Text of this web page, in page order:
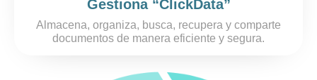
Gestiona “ClickData”
Almacena, organiza, busca, recupera y comparte
documentos de manera eficiente y segura.